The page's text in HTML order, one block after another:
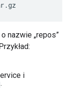
nazwie „repos”
i